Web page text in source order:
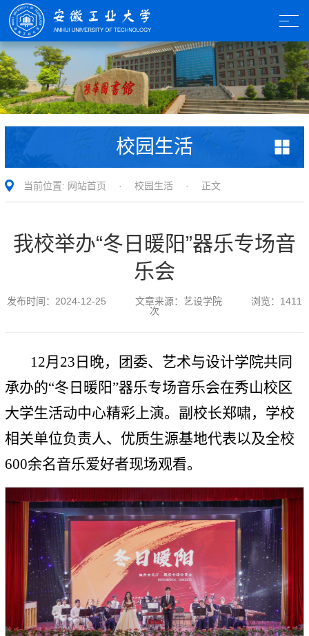
校园生活
当前位置: 网站首页 · 校园生活· 正文
我校举办“冬日暖阳”器乐专场音
乐会
发布时间： 2024-12-25 文章来源： 艺设学院浏览： 1411
次
12月23日晚，团委、艺术与设计学院共同
承办的“冬日暖阳”器乐专场音乐会在秀山校区
大学生活动中心精彩上演。副校长郑啸，学校
相关单位负责人、优质生源基地代表以及全校
600余名音乐爱好者现场观看。